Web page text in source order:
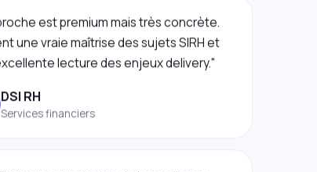
une vraie maîtrise des sujets SIRH et
lecture des enjeux delivery."
Services financiers